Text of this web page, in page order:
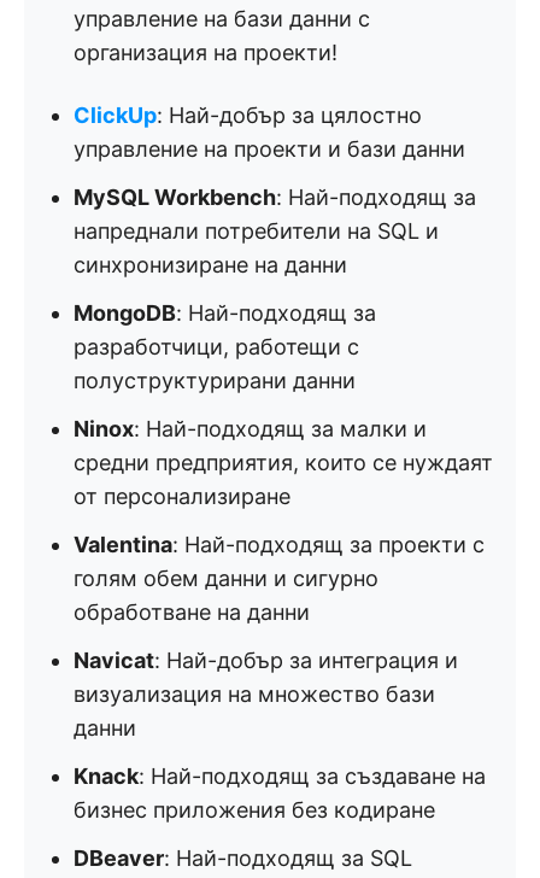
управление на бази данни с
организация на проекти!
ClickUp: Най-добър за цялостно
управление на проекти и бази данни
MySQL Workbench: Най-подходящ за
напреднали потребители на SQL и
синхронизиране на данни
MongoDB: Най-подходящ за
разработчици, работещи с
полуструктурирани данни
Ninox: Най-подходящ за малки и
средни предприятия, които се нуждаят
от персонализиране
Valentina: Най-подходящ за проекти с
голям обем данни и сигурно
обработване на данни
Navicat: Най-добър за интеграция и
визуализация на множество бази
данни
Knack: Най-подходящ за създаване на
бизнес приложения без кодиране
DBeaver: Най-подходящ за SQL